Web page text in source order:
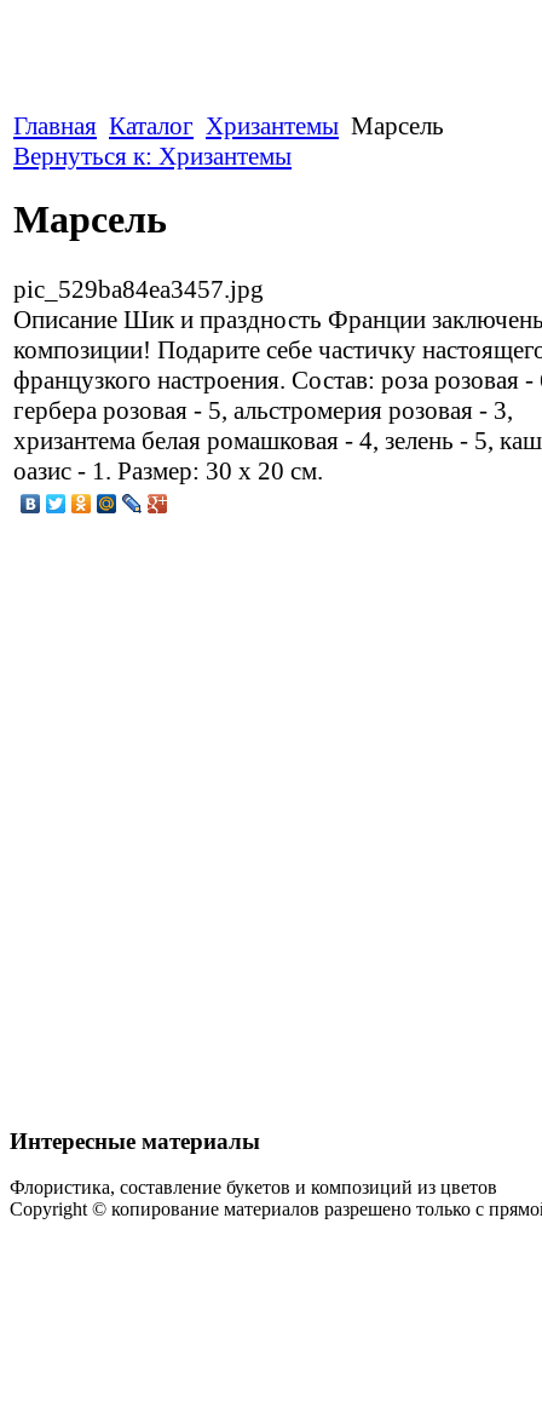
Главная Каталог Хризантемы Марсель
Вернуться к: Хризантемы
Марсель
pic_529ba84ea3457.jpg
Описание Шик и праздность Франции
композиции! Подарите себе частичку
французкого настроения. Состав: роза розовая -
гербера розовая - 5, альстромерия розовая - 3,
хризантема белая ромашковая - 4, зелень - 5,
оазис - 1. Размер: 30 х 20 см.
Интересные материалы
Флористика, составление букетов и композиций из цветов
Copyright © копирование материалов разрешено только с